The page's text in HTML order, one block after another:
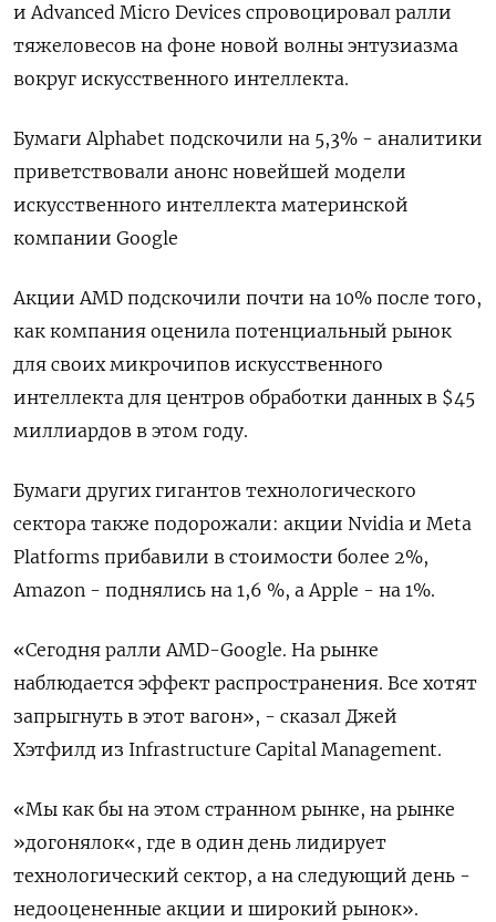
и Advanced Micro Devices спровоцировал ралли
тяжеловесов на фоне новой волны энтузиазма
вокруг искусственного интеллекта.
Бумаги Alphabet подскочили на 5,3% - аналитики
приветствовали анонс новейшей модели
искусственного интеллекта материнской
компании Google
Акции AMD подскочили почти на 10% после того,
как компания оценила потенциальный рынок
для своих микрочипов искусственного
интеллекта для центров обработки данных в $45
миллиардов в этом году.
Бумаги других гигантов технологического
сектора также подорожали: акции Nvidia и Meta
Platforms прибавили в стоимости более 2%,
Amazon - поднялись на 1,6 %, а Apple - на 1%.
«Сегодня ралли AMD-Google. На рынке
наблюдается эффект распространения. Все хотят
запрыгнуть в этот вагон», - сказал Джей
Хэтфилд из Infrastructure Capital Management.
«Мы как бы на этом странном рынке, на рынке
»догонялок«, где в один день лидирует
технологический сектор, а на следующий день -
недооцененные акции и широкий рынок».